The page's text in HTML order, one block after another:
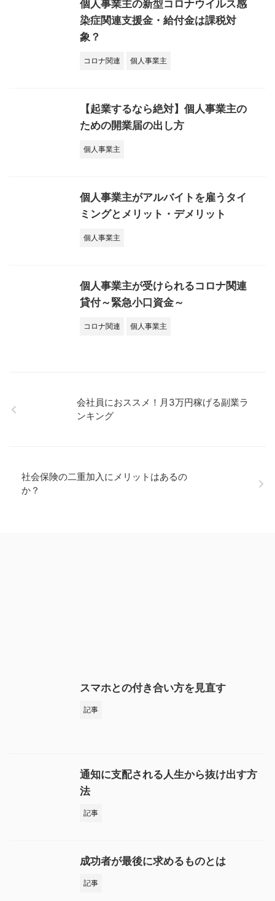
個人事業主の新型コロナウイルス感
染症関連支援金・給付金は課税対
象？
コロナ関連 個人事業主
【起業するなら絶対】個人事業主の
ための開業届の出し方
個人事業主
個人事業主がアルバイトを雇うタイ
ミングとメリット・デメリット
個人事業主
個人事業主が受けられるコロナ関連
貸付～緊急小口資金～
コロナ関連 個人事業主
会社員におススメ！月3万円稼げる副業ラ
ンキング
社会保険の二重加入にメリットはあるの
か？
スマホとの付き合い方を見直す
記事
通知に支配される人生から抜け出す方
法
記事
成功者が最後に求めるものとは
記事